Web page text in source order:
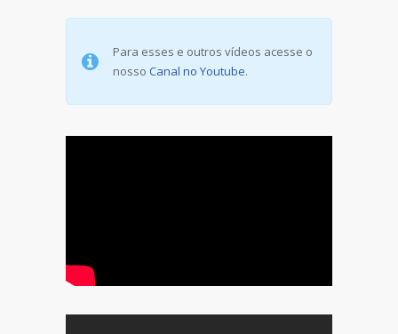
Para esses e outros vídeos acesse o
nosso Canal no Youtube.